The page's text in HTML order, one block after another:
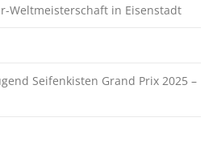
Weltmeisterschaft in Eisenstadt
Seifenkisten Grand Prix 2025 –